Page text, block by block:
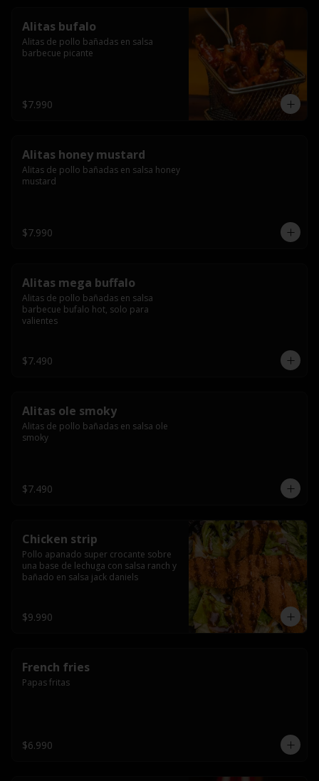
Alitas bufalo
Alitas de pollo bañadas en salsa
barbecue picante
$7.990
Alitas honey mustard
Alitas de pollo bañadas en salsa honey
mustard
$7.990
Alitas mega buffalo
Alitas de pollo bañadas en salsa
barbecue bufalo hot, solo para
valientes
$7.490
Alitas ole smoky
Alitas de pollo bañadas en salsa ole
smoky
$7.490
Chicken strip
Pollo apanado super crocante sobre
una base de lechuga con salsa ranch y
bañado en salsa jack daniels
$9.990
French fries
Papas fritas
$6.990